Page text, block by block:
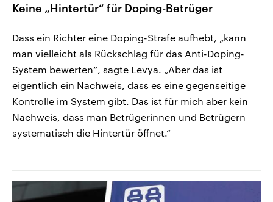
Keine „Hintertür“ für Doping-Betrüger
Dass ein Richter eine Doping-Strafe aufhebt, „kann
man vielleicht als Rückschlag für das Anti-Doping-
System bewerten“, sagte Levya. „Aber das ist
eigentlich ein Nachweis, dass es eine gegenseitige
Kontrolle im System gibt. Das ist für mich aber kein
Nachweis, dass man Betrügerinnen und Betrügern
systematisch die Hintertür öffnet.“